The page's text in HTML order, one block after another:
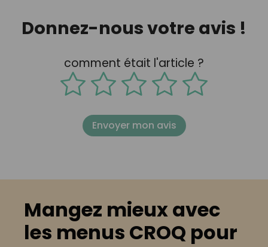
Donnez-nous votre avis !
comment était l'article ?
Envoyer mon avis
Mangez mieux avec
les menus CROQ pour